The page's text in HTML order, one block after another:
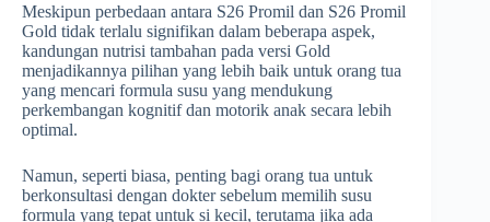
Meskipun perbedaan antara S26 Promil dan S26 Promil
Gold tidak terlalu signifikan dalam beberapa aspek,
kandungan nutrisi tambahan pada versi Gold
menjadikannya pilihan yang lebih baik untuk orang tua
yang mencari formula susu yang mendukung
perkembangan kognitif dan motorik anak secara lebih
optimal.
Namun, seperti biasa, penting bagi orang tua untuk
berkonsultasi dengan dokter sebelum memilih susu
formula yang tepat untuk si kecil, terutama jika ada